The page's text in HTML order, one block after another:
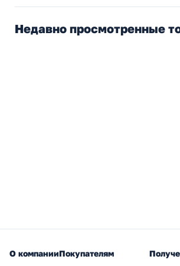
Недавно просмотренные
О компанииПокупателям